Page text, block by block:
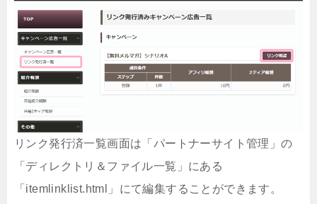
リンク発行済一覧画面は「パートナーサイト管理」の
「ディレクトリ＆ファイル一覧」にある
「itemlinklist.html」にて編集することができます。